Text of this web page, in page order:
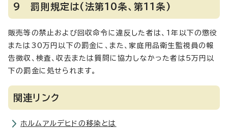
9 罰則規定は(法第10条、第11条)
販売等の禁止および回収命令に違反した者は、1年以下の懲役
または30万円以下の罰金に、また、家庭用品衛生監視員の報
告徴収、検査、収去または質問に協力しなかった者は5万円以
下の罰金に処せられます。
関連リンク
ホルムアルデヒドの移染とは